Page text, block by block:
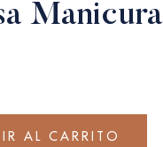
Manicura
AL CARRITO